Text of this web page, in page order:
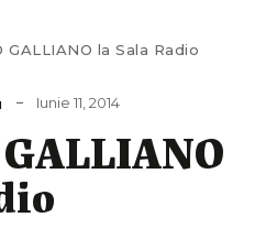
GALLIANO la Sala Radio
Iunie 11, 2014